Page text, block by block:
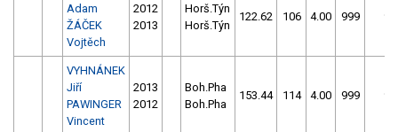
Adam
ŽÁČEK
Vojtěch
2012
2013
Horš.Týn
Horš.Týn
122.62 106 4.00 999
VYHNÁNEK
Jiří
PAWINGER
Vincent
2013
2012
Boh.Pha
Boh.Pha
153.44 114 4.00 999